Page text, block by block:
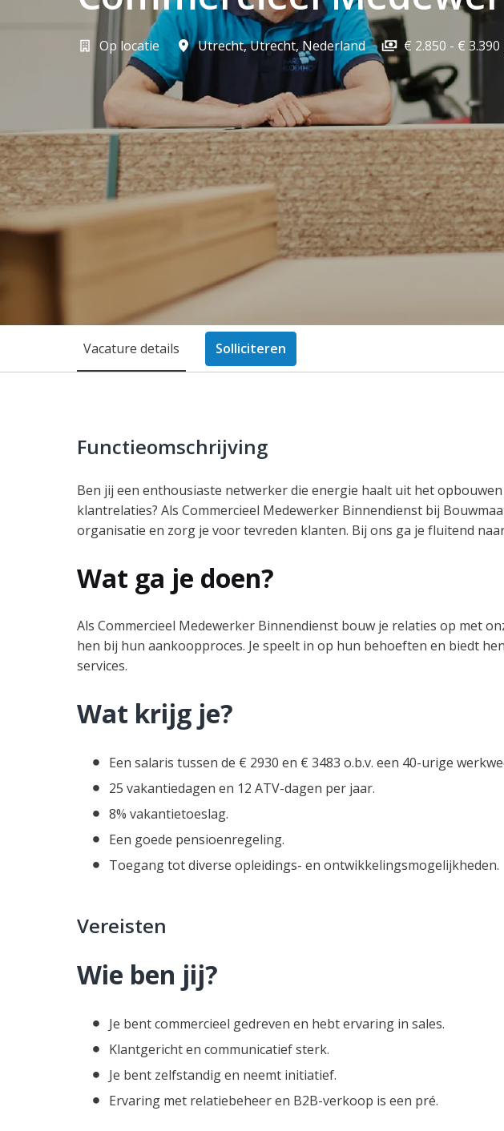
Op locatie Utrecht,Utrecht, Nederland € 2.850 - €
Vacature details Solliciteren
Functieomschrijving
Ben jij een enthousiaste netwerker die energie haalt uit het
klantrelaties? Als Commercieel Medewerker Binnendienst bij
organisatie en zorg je voor tevreden klanten. Bij ons ga je fluitend
Wat ga je doen?
Als Commercieel Medewerker Binnendienst bouw je relaties op met
hen bij hun aankoopproces. Je speelt in op hun behoeften en biedt
services.
Wat krijg je?
Een salaris tussen de € 2930 en € 3483 o.b.v. een 40-urige
25 vakantiedagen en 12 ATV-dagen per jaar.
8% vakantietoeslag.
Een goede pensioenregeling.
Toegang tot diverse opleidings- en ontwikkelingsmogelijkheden.
Vereisten
Wie ben jij?
Je bent commercieel gedreven en hebt ervaring in sales.
Klantgericht en communicatief sterk.
Je bent zelfstandig en neemt initiatief.
Ervaring met relatiebeheer en B2B-verkoop is een pré.